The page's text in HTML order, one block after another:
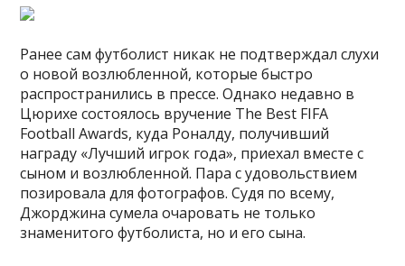
Ранее сам футболист никак не подтверждал слухи
о новой возлюбленной, которые быстро
распространились в прессе. Однако недавно в
Цюрихе состоялось вручение The Best FIFA
Football Awards, куда Роналду, получивший
награду «Лучший игрок года», приехал вместе с
сыном и возлюбленной. Пара с удовольствием
позировала для фотографов. Судя по всему,
Джорджина сумела очаровать не только
знаменитого футболиста, но и его сына.